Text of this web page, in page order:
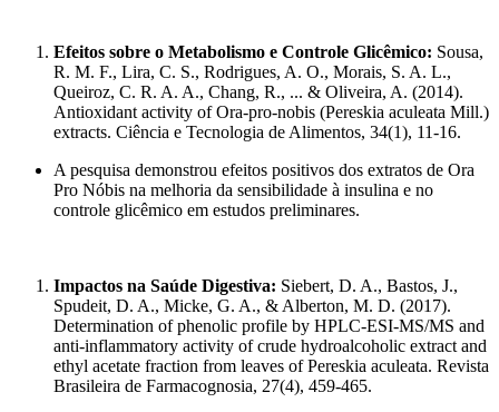
Efeitos sobre o Metabolismo e Controle Glicêmico: Sousa,
R. M. F., Lira, C. S., Rodrigues, A. O., Morais, S. A. L.,
Queiroz, C. R. A. A., Chang, R., ... & Oliveira, A. (2014).
Antioxidant activity of Ora-pro-nobis (Pereskia aculeata Mill.)
extracts. Ciência e Tecnologia de Alimentos, 34(1), 11-16.
A pesquisa demonstrou efeitos positivos dos extratos de Ora
Pro Nóbis na melhoria da sensibilidade à insulina e no
controle glicêmico em estudos preliminares.
Impactos na Saúde Digestiva: Siebert, D. A., Bastos, J.,
Spudeit, D. A., Micke, G. A., & Alberton, M. D. (2017).
Determination of phenolic profile by HPLC-ESI-MS/MS and
anti-inflammatory activity of crude hydroalcoholic extract and
ethyl acetate fraction from leaves of Pereskia aculeata. Revista
Brasileira de Farmacognosia, 27(4), 459-465.